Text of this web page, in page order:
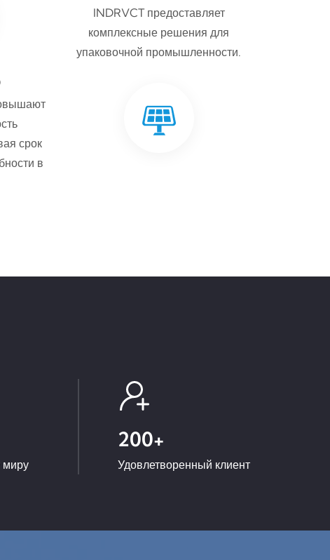
срок
в
INDRVCT предоставляет
комплексные решения для
упаковочной промышленности.
миру
200+
Удовлетворенный клиент